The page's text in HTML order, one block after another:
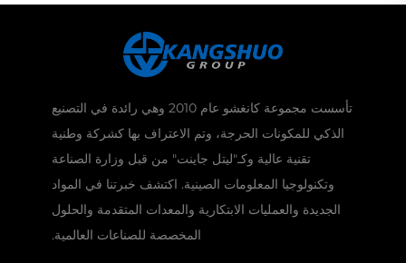
تأسست مجموعة كانغشو عام 2010 وهي رائدة في التصنيع
الذكي للمكونات الحرجة، وتم الاعتراف بها كشركة وطنية
تقنية عالية وكـ"ليتل جاينت" من قبل وزارة الصناعة
وتكنولوجيا المعلومات الصينية. اكتشف خبرتنا في المواد
الجديدة والعمليات الابتكارية والمعدات المتقدمة والحلول
المخصصة للصناعات العالمية.